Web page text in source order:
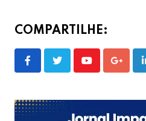
COMPARTILHE:
Youtube